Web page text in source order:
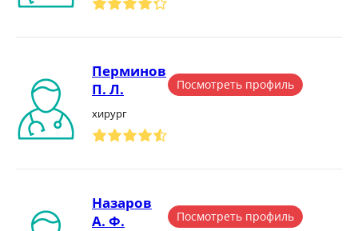
Перминов
П. Л.
хирург
Посмотреть профиль
Назаров
А. Ф.
Посмотреть профиль